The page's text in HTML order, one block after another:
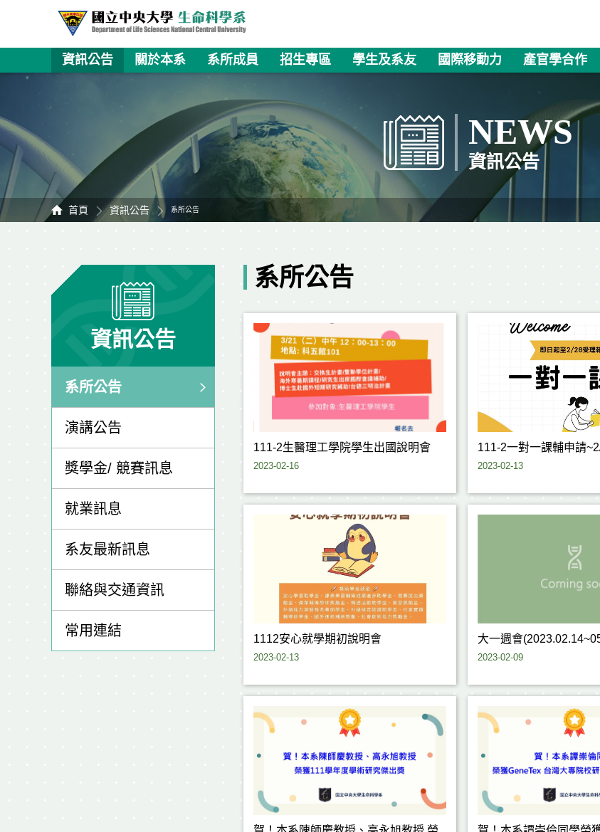
資訊公告 關於本系 系所成員 招生專區 學生及系友 國際移動力 產官學合作
NEWS
資訊公告
首頁 資訊公告 系所公告
資訊公告
系所公告
演講公告
獎學金/ 競賽訊息
就業訊息
系友最新訊息
聯絡與交通資訊
常用連結
系所公告
111-2生醫理工學院學生出國說明會
2023-02-16
111-2一對一課輔申請
2023-02-13
1112安心就學期初說明會
2023-02-13
大一週會
2023-02-09